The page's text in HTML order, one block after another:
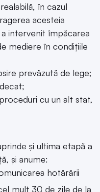
în cazul
acesteia
intervenit împăcarea
mediere în condiţiile
prevăzută de lege;
cu un alt stat,
și ultima etapă a
și anume:
hotărârii
mult 30 de zile de la